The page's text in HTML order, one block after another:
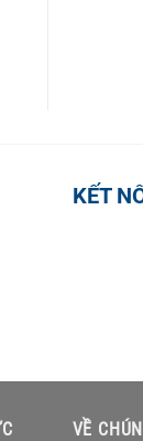
KẾT
VỀ